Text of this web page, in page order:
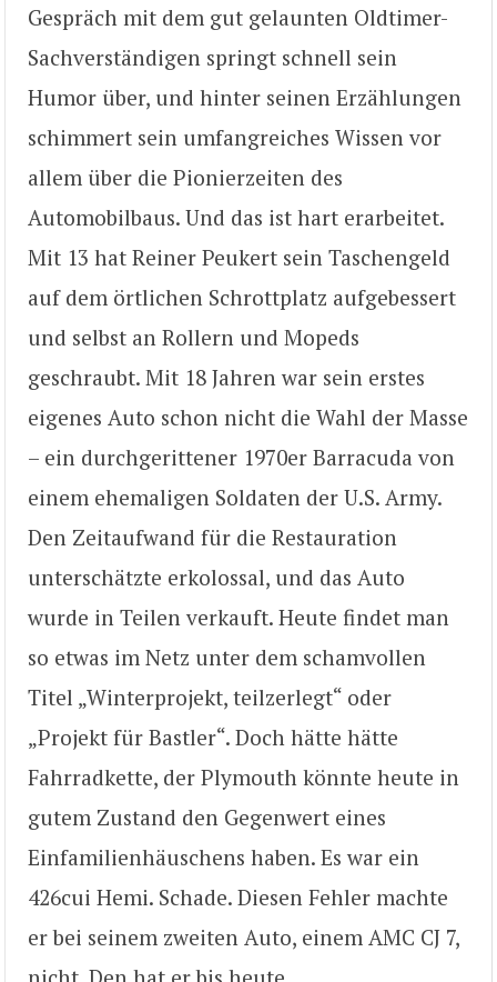
Gespräch mit dem gut gelaunten Oldtimer-
Sachverständigen springt schnell sein
Humor über, und hinter seinen Erzählungen
schimmert sein umfangreiches Wissen vor
allem über die Pionierzeiten des
Automobilbaus. Und das ist hart erarbeitet.
Mit 13 hat Reiner Peukert sein Taschengeld
auf dem örtlichen Schrottplatz aufgebessert
und selbst an Rollern und Mopeds
geschraubt. Mit 18 Jahren war sein erstes
eigenes Auto schon nicht die Wahl der Masse
– ein durchgerittener 1970er Barracuda von
einem ehemaligen Soldaten der U.S. Army.
Den Zeitaufwand für die Restauration
unterschätzte erkolossal, und das Auto
wurde in Teilen verkauft. Heute findet man
so etwas im Netz unter dem schamvollen
Titel „Winterprojekt, teilzerlegt“ oder
„Projekt für Bastler“. Doch hätte hätte
Fahrradkette, der Plymouth könnte heute in
gutem Zustand den Gegenwert eines
Einfamilienhäuschens haben. Es war ein
426cui Hemi. Schade. Diesen Fehler machte
er bei seinem zweiten Auto, einem AMC CJ 7,